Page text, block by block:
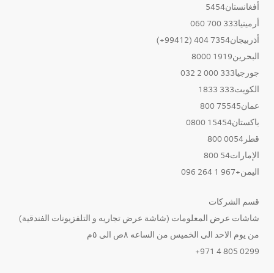
أفغانستان5454
أرمينيا333 700 060
أذربيجان7354 404 (99412+)
البحرين1919 8000
جورجيا333 000 2 032
الكويت333 1833
عمان75545 800
باكستان15454 0800
قطر0054 800
الإمارات54 800
اليمن+967 1 264 096
قسم الشركات
شاشات عرض المعلومات (شاشة عرض تجاريه و التلفزيونات الفندقية)
من يوم الاحد الى الخميس من الساعه ٨ص الى ٥م
0299 805 4 971+